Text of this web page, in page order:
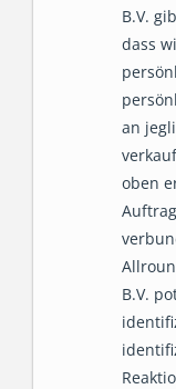
B.V.
dass
an
oben
B.V.